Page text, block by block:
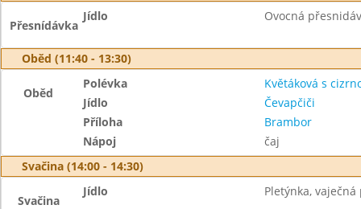
Přesnídávka
Jídlo Ovocná
Oběd (11:40 - 13:30)
Oběd
Polévka
Květáková s
Jídlo
Čevapčiči
Příloha
Brambor
Nápoj
čaj
Svačina (14:00 - 14:30)
Svačina
Jídlo Pletýnka,